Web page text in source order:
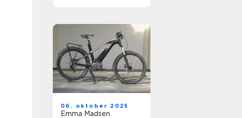
06. oktober 2025
Emma Madsen